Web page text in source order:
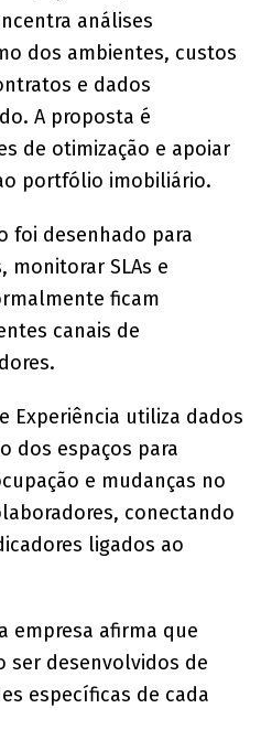
análises
dos ambientes, custos
e dados
A proposta é
de otimização e apoiar
portfólio imobiliário.
foi desenhado para
monitorar SLAs e
ficam
canais de
Experiência utiliza dados
dos espaços para
e mudanças no
conectando
ligados ao
empresa afirma que
ser desenvolvidos de
específicas de cada